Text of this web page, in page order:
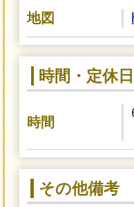
地図
時間・定休
時間
その他備考